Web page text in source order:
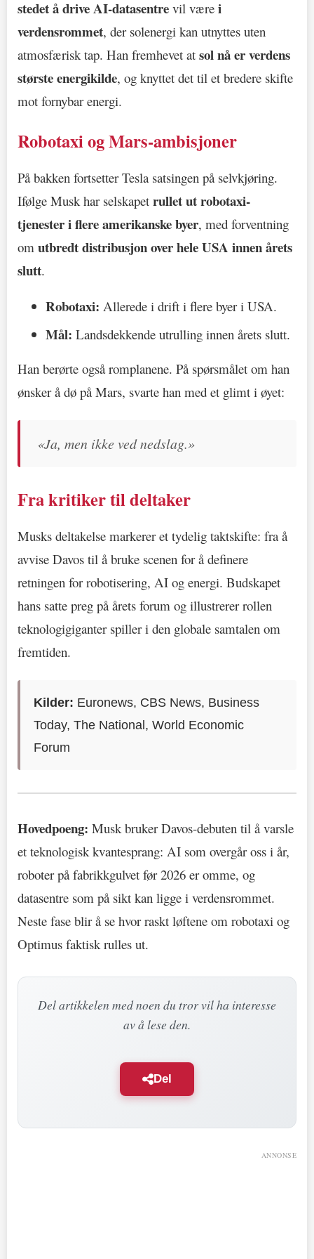
stedet å drive AI-datasentre vil være i
verdensrommet, der solenergi kan utnyttes uten
atmosfærisk tap. Han fremhevet at sol nå er verdens
største energikilde, og knyttet det til et bredere skifte
mot fornybar energi.
Robotaxi og Mars-ambisjoner
På bakken fortsetter Tesla satsingen på selvkjøring.
Ifølge Musk har selskapet rullet ut robotaxi-
tjenester i flere amerikanske byer, med forventning
om utbredt distribusjon over hele USA innen årets
slutt.
Robotaxi: Allerede i drift i flere byer i USA.
Mål: Landsdekkende utrulling innen årets slutt.
Han berørte også romplanene. På spørsmålet om han
ønsker å dø på Mars, svarte han med et glimt i øyet:
«Ja, men ikke ved nedslag.»
Fra kritiker til deltaker
Musks deltakelse markerer et tydelig taktskifte: fra å
avvise Davos til å bruke scenen for å definere
retningen for robotisering, AI og energi. Budskapet
hans satte preg på årets forum og illustrerer rollen
teknologigiganter spiller i den globale samtalen om
fremtiden.
Kilder: Euronews, CBS News, Business
Today, The National, World Economic
Forum
Hovedpoeng: Musk bruker Davos-debuten til å varsle
et teknologisk kvantesprang: AI som overgår oss i år,
roboter på fabrikkgulvet før 2026 er omme, og
datasentre som på sikt kan ligge i verdensrommet.
Neste fase blir å se hvor raskt løftene om robotaxi og
Optimus faktisk rulles ut.
Del artikkelen med noen du tror vil ha interesse
av å lese den.
Del
ANNONSE